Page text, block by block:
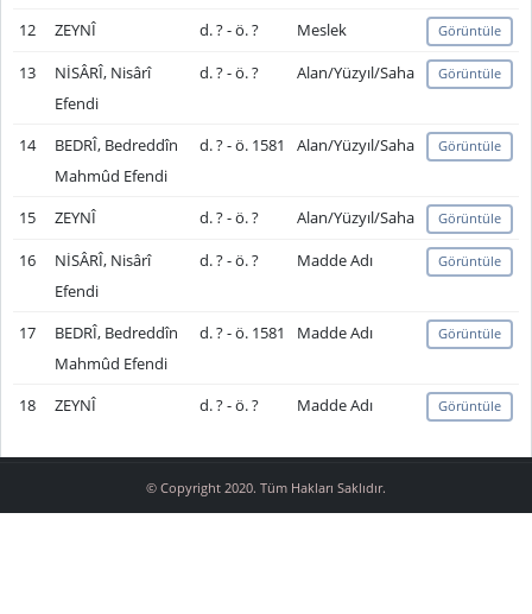
12 ZEYNÎ d. ? - ö. ? Meslek Görüntüle
13
NİSÂRÎ, Nisârî
Efendi
d. ? - ö. ? Alan/Yüzyıl/Saha Görüntüle
14
BEDRÎ, Bedreddîn
Mahmûd Efendi
d. ? - ö. 1581 Alan/Yüzyıl/Saha Görüntüle
15 ZEYNÎ d. ? - ö. ? Alan/Yüzyıl/Saha Görüntüle
16
NİSÂRÎ, Nisârî
Efendi
d. ? - ö. ? Madde Adı Görüntüle
17
BEDRÎ, Bedreddîn
Mahmûd Efendi
d. ? - ö. 1581 Madde Adı Görüntüle
18 ZEYNÎ d. ? - ö. ? Madde Adı Görüntüle
© Copyright 2020. Tüm Hakları Saklıdır.